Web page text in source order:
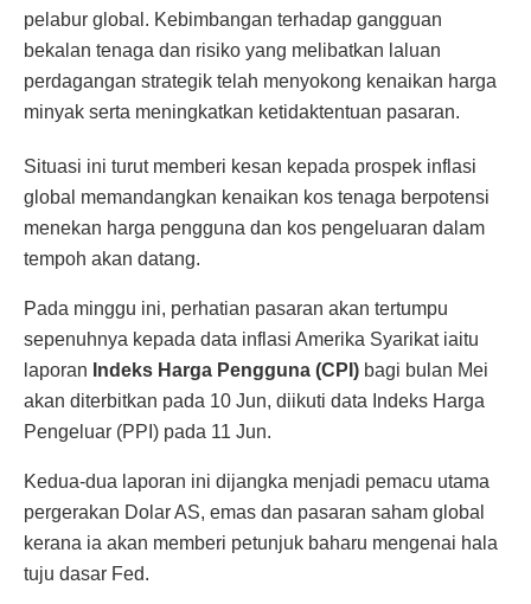
pelabur global. Kebimbangan terhadap gangguan
bekalan tenaga dan risiko yang melibatkan laluan
perdagangan strategik telah menyokong kenaikan harga
minyak serta meningkatkan ketidaktentuan pasaran.
Situasi ini turut memberi kesan kepada prospek inflasi
global memandangkan kenaikan kos tenaga berpotensi
menekan harga pengguna dan kos pengeluaran dalam
tempoh akan datang.
Pada minggu ini, perhatian pasaran akan tertumpu
sepenuhnya kepada data inflasi Amerika Syarikat iaitu
laporan Indeks Harga Pengguna (CPI) bagi bulan Mei
akan diterbitkan pada 10 Jun, diikuti data Indeks Harga
Pengeluar (PPI) pada 11 Jun.
Kedua-dua laporan ini dijangka menjadi pemacu utama
pergerakan Dolar AS, emas dan pasaran saham global
kerana ia akan memberi petunjuk baharu mengenai hala
tuju dasar Fed.